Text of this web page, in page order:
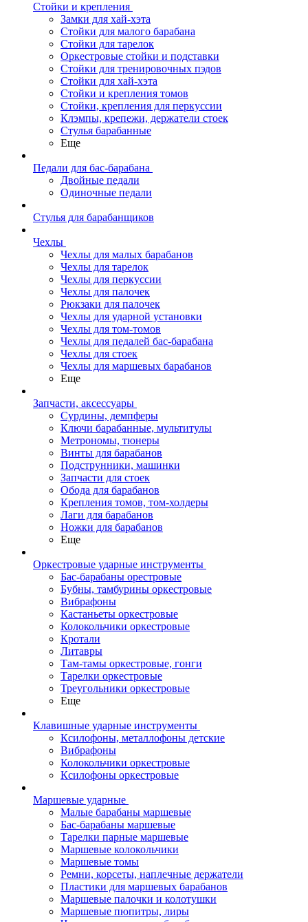
Стойки и крепления
Замки для хай-хэта
Стойки для малого барабана
Стойки для тарелок
Оркестровые стойки и подставки
Стойки для тренировочных пэдов
Стойки для хай-хэта
Стойки и крепления томов
Стойки, крепления для перкуссии
Клэмпы, крепежи, держатели стоек
Стулья барабанные
Еще
Педали для бас-барабана
Двойные педали
Одиночные педали
Стулья для барабанщиков
Чехлы
Чехлы для малых барабанов
Чехлы для тарелок
Чехлы для перкуссии
Чехлы для палочек
Рюкзаки для палочек
Чехлы для ударной установки
Чехлы для том-томов
Чехлы для педалей бас-барабана
Чехлы для стоек
Чехлы для маршевых барабанов
Еще
Запчасти, аксессуары
Сурдины, демпферы
Ключи барабанные, мультитулы
Метрономы, тюнеры
Винты для барабанов
Подструнники, машинки
Запчасти для стоек
Обода для барабанов
Крепления томов, том-холдеры
Лаги для барабанов
Ножки для барабанов
Еще
Оркестровые ударные инструменты
Бас-барабаны орестровые
Бубны, тамбурины оркестровые
Вибрафоны
Кастаньеты оркестровые
Колокольчики оркестровые
Кротали
Литавры
Там-тамы оркестровые, гонги
Тарелки оркестровые
Треугольники оркестровые
Еще
Клавишные ударные инструменты
Ксилофоны, металлофоны детские
Вибрафоны
Колокольчики оркестровые
Ксилофоны оркестровые
Маршевые ударные
Малые барабаны маршевые
Бас-барабаны маршевые
Тарелки парные маршевые
Маршевые колокольчики
Маршевые томы
Ремни, корсеты, наплечные держатели
Пластики для маршевых барабанов
Маршевые палочки и колотушки
Маршевые пюпитры, лиры